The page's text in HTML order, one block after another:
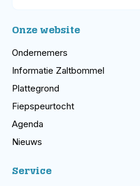
Onze website
Ondernemers
Informatie Zaltbommel
Plattegrond
Fiepspeurtocht
Agenda
Nieuws
Service